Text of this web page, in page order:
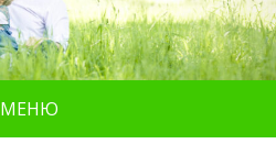
МЕНЮ